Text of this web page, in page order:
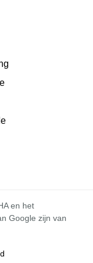
en het
Google zijn van